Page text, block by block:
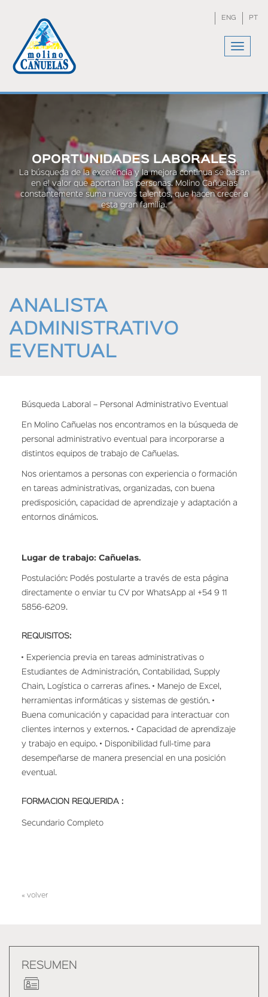
ENG PT
Toggle
OPORTUNIDADES LABORALES
La búsqueda de la excelencia y la mejora continua se basan
en el valor que aportan las personas. Molino Cañuelas
constantemente suma nuevos talentos, que hacen crecer a
esta gran familia.
You
are
here
ANALISTA
ADMINISTRATIVO
EVENTUAL
Búsqueda Laboral – Personal Administrativo Eventual
En Molino Cañuelas nos encontramos en la búsqueda de
personal administrativo eventual para incorporarse a
distintos equipos de trabajo de Cañuelas.
Nos orientamos a personas con experiencia o formación
en tareas administrativas, organizadas, con buena
predisposición, capacidad de aprendizaje y adaptación a
entornos dinámicos.
Lugar de trabajo: Cañuelas.
Postulación: Podés postularte a través de esta página
directamente o enviar tu CV por WhatsApp al +54 9 11
5856-6209.
REQUISITOS:
• Experiencia previa en tareas administrativas o
Estudiantes de Administración, Contabilidad, Supply
Chain, Logística o carreras afines. • Manejo de Excel,
herramientas informáticas y sistemas de gestión. •
Buena comunicación y capacidad para interactuar con
clientes internos y externos. • Capacidad de aprendizaje
y trabajo en equipo. • Disponibilidad full-time para
desempeñarse de manera presencial en una posición
eventual.
FORMACION REQUERIDA :
Secundario Completo
« volver
RESUMEN